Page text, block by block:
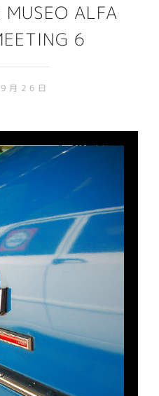
MUSEO ALFA
6
月26日